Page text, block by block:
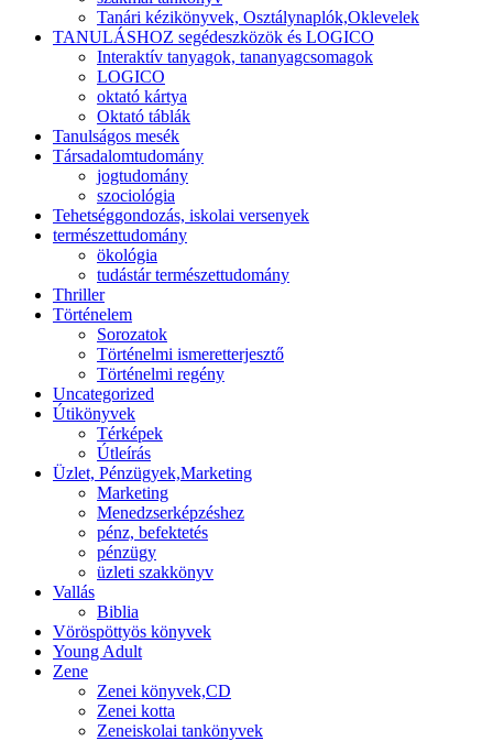
Tanári kézikönyvek, Osztálynaplók,Oklevelek
TANULÁSHOZ segédeszközök és LOGICO
Interaktív tanyagok, tananyagcsomagok
LOGICO
oktató kártya
Oktató táblák
Tanulságos mesék
Társadalomtudomány
jogtudomány
szociológia
Tehetséggondozás, iskolai versenyek
természettudomány
ökológia
tudástár természettudomány
Thriller
Történelem
Sorozatok
Történelmi ismeretterjesztő
Történelmi regény
Uncategorized
Útikönyvek
Térképek
Útleírás
Üzlet, Pénzügyek,Marketing
Marketing
Menedzserképzéshez
pénz, befektetés
pénzügy
üzleti szakkönyv
Vallás
Biblia
Vöröspöttyös könyvek
Young Adult
Zene
Zenei könyvek,CD
Zenei kotta
Zeneiskolai tankönyvek